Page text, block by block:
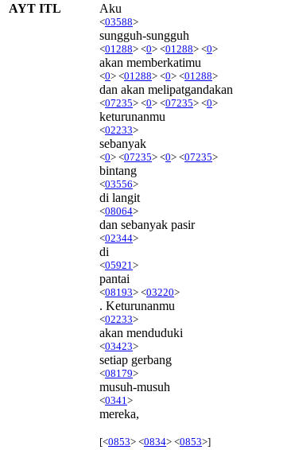
AYT ITL
Aku
<03588>
sungguh-sungguh
<01288> <0> <01288> <0>
akan memberkatimu
<0> <01288> <0> <01288>
dan akan melipatgandakan
<07235> <0> <07235> <0>
keturunanmu
<02233>
sebanyak
<0> <07235> <0> <07235>
bintang
<03556>
di langit
<08064>
dan sebanyak pasir
<02344>
di
<05921 >
pantai
<08193> <03220>
. Keturunanmu
<02233>
akan menduduki
<03423>
setiap gerbang
<08179>
musuh-musuh
<0341 >
mereka,
[<0853> <0834> <0853>]